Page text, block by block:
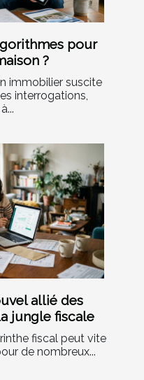
pour
?
immobilier suscite
interrogations,
allié des
jungle fiscale
fiscal peut vite
de nombreux...